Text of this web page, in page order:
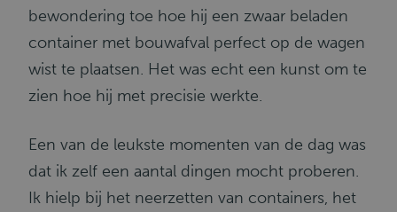
bewondering toe hoe hij een zwaar beladen
container met bouwafval perfect op de wagen
wist te plaatsen. Het was echt een kunst om te
zien hoe hij met precisie werkte.
Een van de leukste momenten van de dag was
dat ik zelf een aantal dingen mocht proberen.
Ik hielp bij het neerzetten van containers, het